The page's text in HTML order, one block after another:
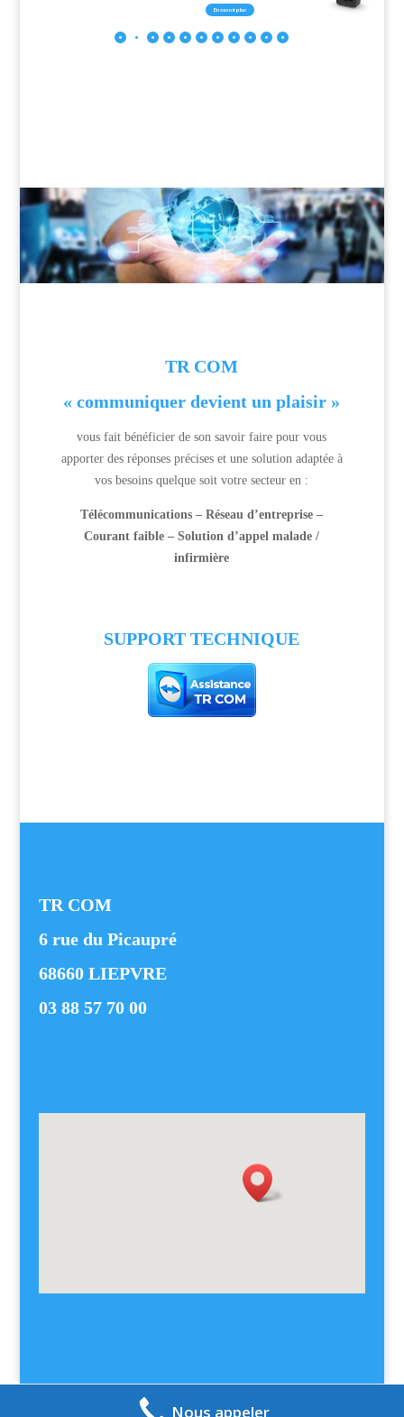
En savoir plus
TR COM
« communiquer devient un plaisir »
vous fait bénéficier de son savoir faire pour vous
apporter des réponses précises et une solution adaptée à
vos besoins quelque soit votre secteur en :
Télécommunications – Réseau d’entreprise –
Courant faible – Solution d’appel malade /
infirmière
SUPPORT TECHNIQUE
TR COM
6 rue du Picaupré
68660 LIEPVRE
03 88 57 70 00
Nous appeler